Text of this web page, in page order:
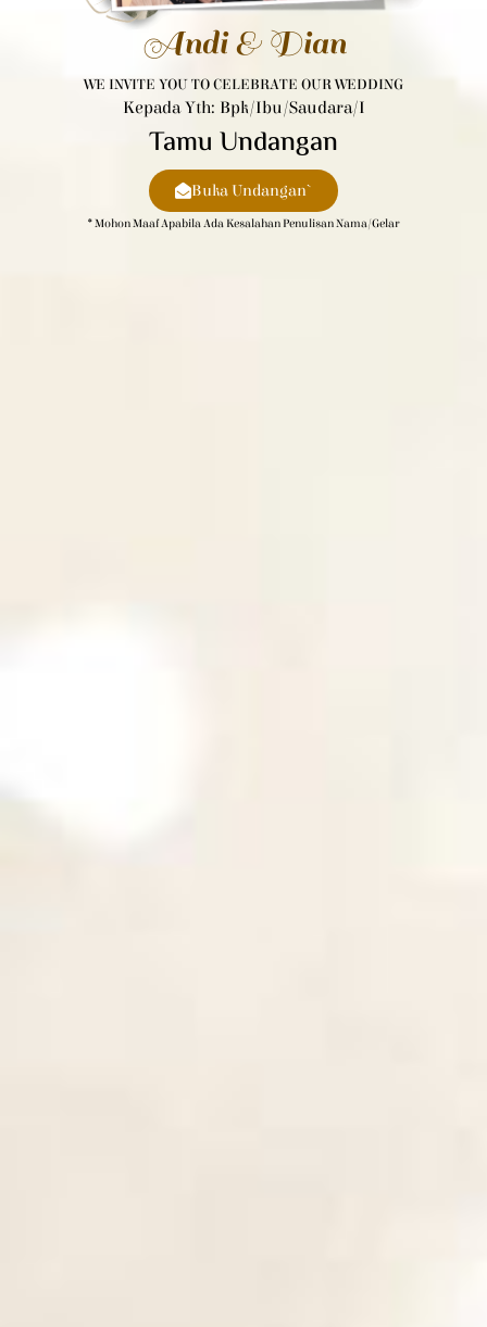
Andi & Dian​
WE INVITE YOU TO CELEBRATE OUR WEDDING
Kepada Yth: Bpk/Ibu/Saudara/i
Tamu Undangan
Buka Undangan`
* Mohon Maaf Apabila Ada Kesalahan Penulisan Nama/gelar